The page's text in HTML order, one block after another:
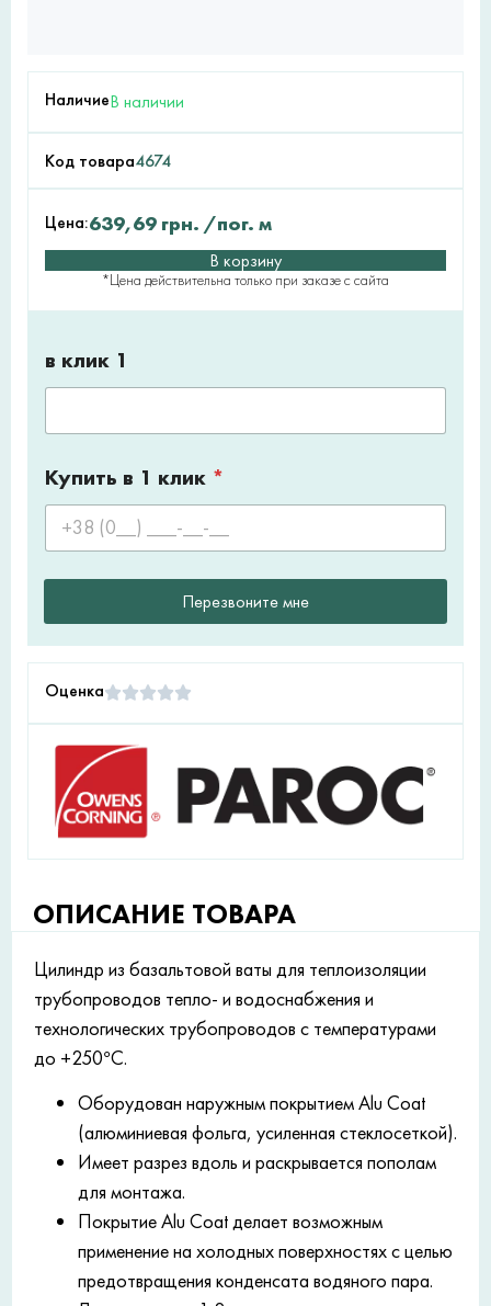
НаличиеВ наличии
Код товара4674
Цена:639,69 грн. /пог. м
В корзину
*Цена действительна только при заказе с сайта
в клик 1
Купить в 1 клик *
Перезвоните мне
Оценка
ОПИСАНИЕ ТОВАРА
Цилиндр из базальтовой ваты для теплоизоляции
трубопроводов тепло- и водоснабжения и
технологических трубопроводов с температурами
до +250°С.
Оборудован наружным покрытием Alu Coat
(алюминиевая фольга, усиленная стеклосеткой).
Имеет разрез вдоль и раскрывается пополам
для монтажа.
Покрытие Alu Coat делает возможным
применение на холодных поверхностях с целью
предотвращения конденсата водяного пара.